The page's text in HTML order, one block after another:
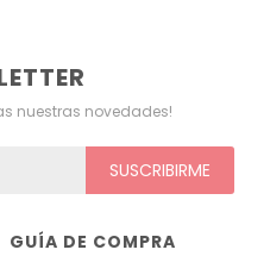
GUÍA DE COMPRA
nuestras novedades!
SUSCRIBIRME